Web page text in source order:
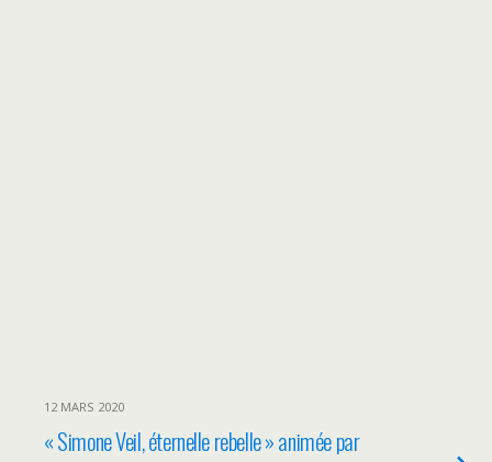
12 MARS 2020
« Simone Veil, éternelle rebelle » animée par